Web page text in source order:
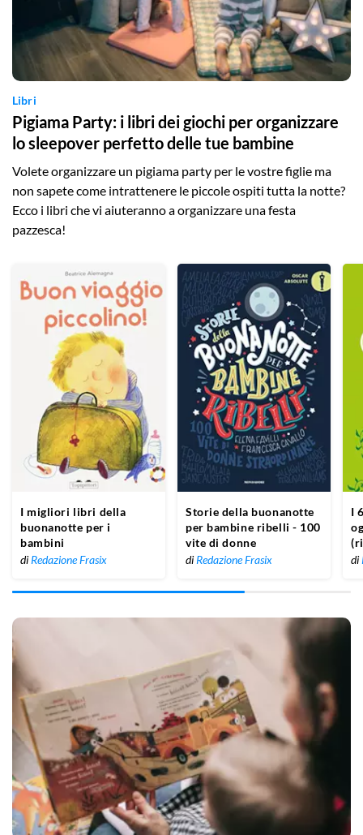
Libri
Pigiama Party: i libri dei giochi per organizzare
lo sleepover perfetto delle tue bambine
Volete organizzare un pigiama party per le vostre figlie ma
non sapete come intrattenere le piccole ospiti tutta la notte?
Ecco i libri che vi aiuteranno a organizzare una festa
pazzesca!
I migliori libri della
buonanotte per i
bambini
di Redazione Frasix
Storie della buonanotte
per bambine ribelli - 100
vite di donne
straordinarie
di Redazione Frasix
I
di